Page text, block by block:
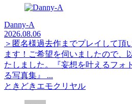
Danny-A
2026.08.06
＞匿名様過去作までプレイして頂
ます！ご希望を伺いましたので、
たしました。『妄想を叶えるフォ
る写真集』 ...
ときどきエモクリヤル